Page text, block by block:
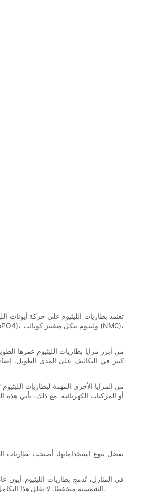
تعتمد بطاريات الليثيوم على حركة أيونات
من المزايا الأخرى المهمة لبطاريات
أو المركبات الكهربائية. مع ذلك، تأتي هذه
بفضل تنوع استخداماتها، أصبحت بطاريات
في المنازل، تُدمج بطاريات الليثيوم أيون
الشمسية منخفضًا. لا يقلل هذا التكامل من الاعتماد على شبكة الكهرباء فحسب، بل يوفر أيضًا مرونة في مواجهة انقطاعات التيار الكهربائي، مما يجعله حلاً جذابًا بشكل خاص في المناطق المعرضة لمثل هذه المخاطر.